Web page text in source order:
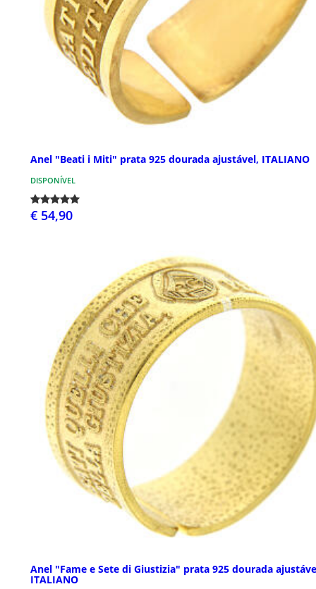
Anel "Beati i Miti" prata 925 dourada ajustável, ITALIANO
DISPONÍVEL
€ 54,90
Anel "Fame e Sete di Giustizia" prata 925 dourada
ITALIANO